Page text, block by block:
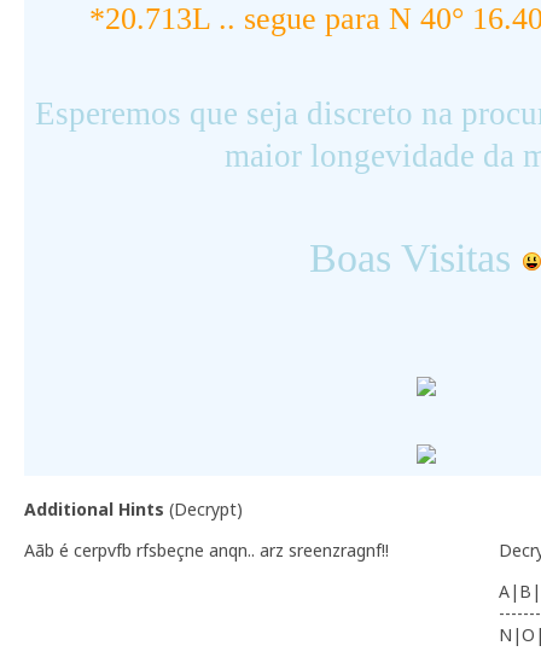
*20.713L .. segue para N 40°
Esperemos que seja discreto na
maior longevidade da
Boas Visitas
Additional Hints (Decrypt)
Aãb é cerpvfb rfsbeçne anqn.. arz sreenzragnf!!